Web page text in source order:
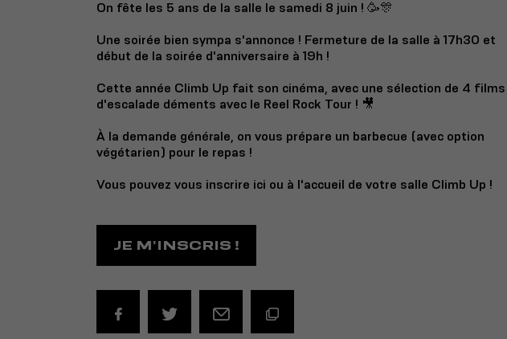
On fête les 5 ans de la salle le samedi 8 juin ! 🥳🎊
Une soirée bien sympa s'annonce ! Fermeture de la salle à 17h30 et
début de la soirée d'anniversaire à 19h !
Cette année Climb Up fait son cinéma, avec une sélection de 4 films
d'escalade déments avec le Reel Rock Tour ! 🎥
À la demande générale, on vous prépare un barbecue (avec option
végétarien) pour le repas !
Vous pouvez vous inscrire ici ou à l'accueil de votre salle Climb Up !
JE M'INSCRIS !